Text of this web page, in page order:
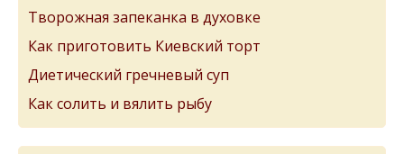
Творожная запеканка в духовке
Как приготовить Киевский торт
Диетический гречневый суп
Как солить и вялить рыбу